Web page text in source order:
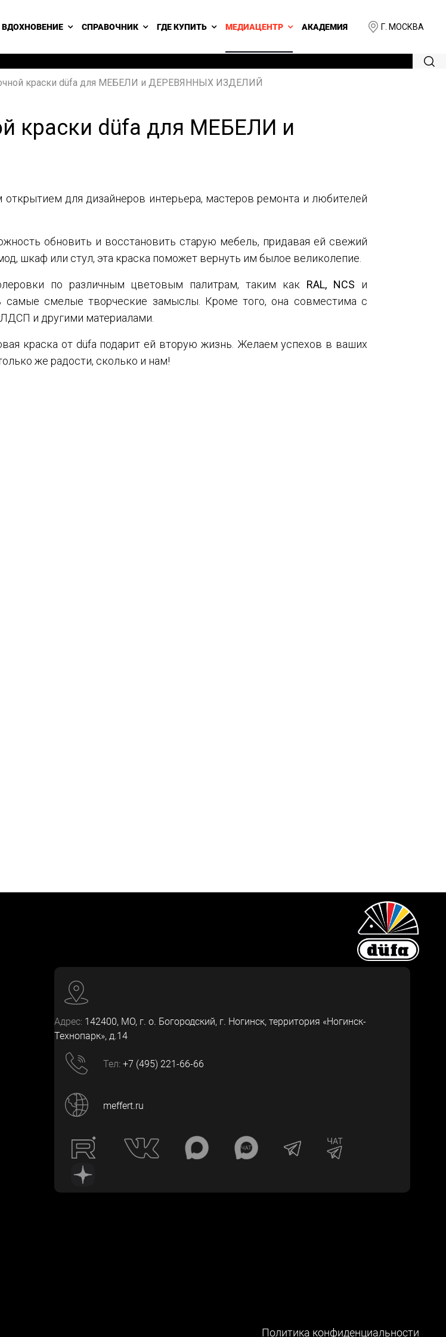
Г. МОСКВА
ВДОХНОВЕНИЕ СПРАВОЧНИК ГДЕ КУПИТЬ МЕДИАЦЕНТР АКАДЕМИЯ
краски düfa для МЕБЕЛИ и ДЕРЕВЯННЫХ ИЗДЕЛИЙ
краски düfa для МЕБЕЛИ и
для дизайнеров интерьера, мастеров ремонта и любителей
обновить и восстановить старую мебель, придавая ей свежий
шкаф или стул, эта краска поможет вернуть им былое великолепие.
по различным цветовым палитрам, таким как RAL, NCS и
самые смелые творческие замыслы. Кроме того, она совместима с
и другими материалами.
краска от düfa подарит ей вторую жизнь. Желаем успехов в ваших
же радости, сколько и нам!
Адрес: 142400, МО, г. о. Богородский, г. Ногинск, территория «Ногинск-
Технопарк», д.14
Тел: +7 (495) 221-66-66
meffert.ru
Политика конфиденциальности